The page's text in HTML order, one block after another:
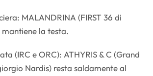
MALANDRINA (FIRST 36 di
la testa.
(IRC e ORC): ATHYRIS & C (Grand
Nardis) resta saldamente al